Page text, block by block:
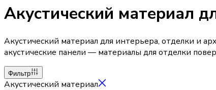
Акустический материал
Акустический материал для интерьера, отделки и
акустические панели — материалы для отделки
Фильтр
Акустический материал